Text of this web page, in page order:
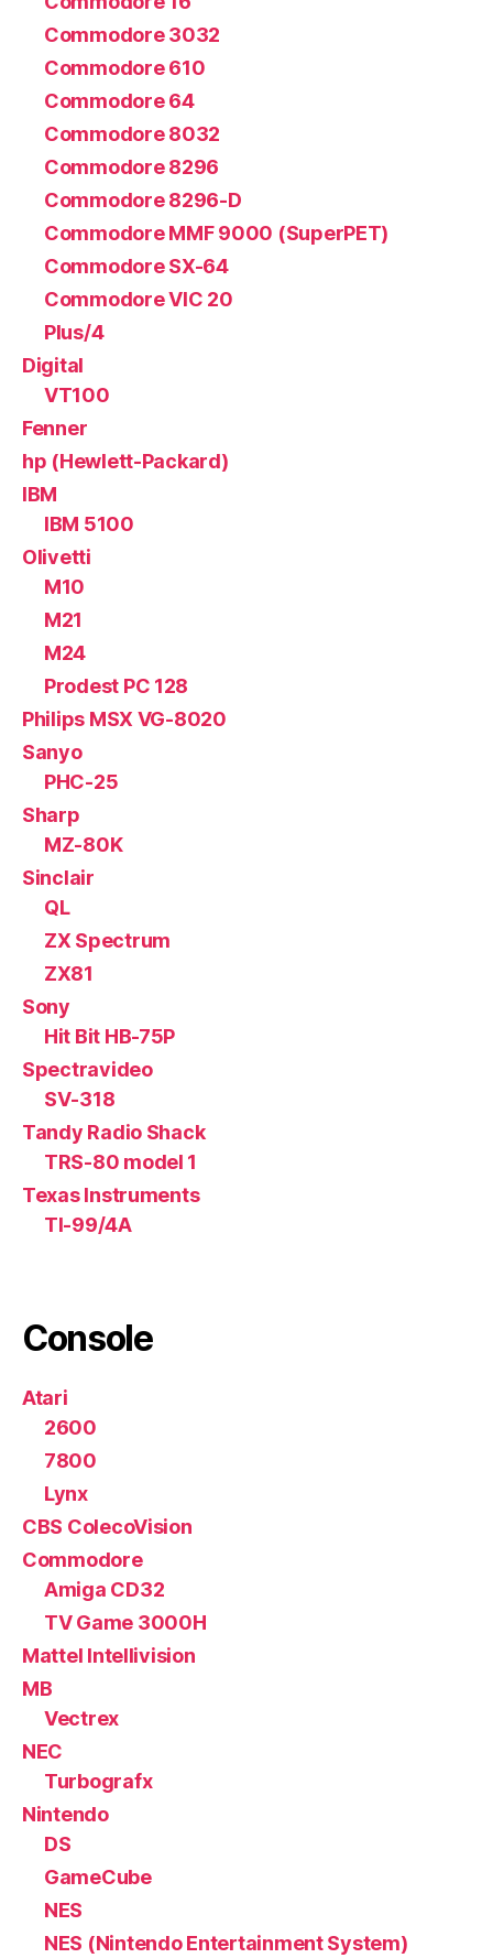
Commodore 3032
Commodore 610
Commodore 64
Commodore 8032
Commodore 8296
Commodore 8296-D
Commodore MMF 9000 (SuperPET)
Commodore SX-64
Commodore VIC 20
Plus/4
Digital
VT100
Fenner
hp (Hewlett-Packard)
IBM
IBM 5100
Olivetti
M10
M21
M24
Prodest PC 128
Philips MSX VG-8020
Sanyo
PHC-25
Sharp
MZ-80K
Sinclair
QL
ZX Spectrum
ZX81
Sony
Hit Bit HB-75P
Spectravideo
SV-318
Tandy Radio Shack
TRS-80 model 1
Texas Instruments
TI-99/4A
Console
Atari
2600
7800
Lynx
CBS ColecoVision
Commodore
Amiga CD32
TV Game 3000H
Mattel Intellivision
MB
Vectrex
NEC
Turbografx
Nintendo
DS
GameCube
NES
NES (Nintendo Entertainment System)